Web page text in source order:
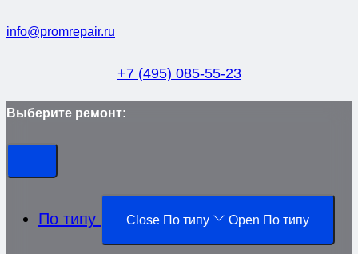
info@promrepair.ru
+7 (495) 085-55-23
Выберите ремонт:
По типу Close По типу Open По типу